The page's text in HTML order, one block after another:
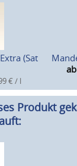
(Sat
€ / l
Produkt